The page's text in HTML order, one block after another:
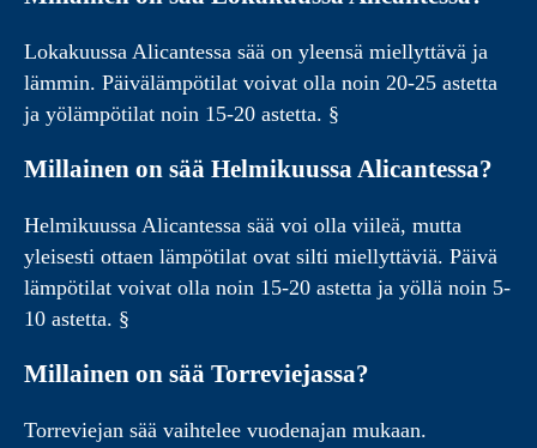
Lokakuussa Alicantessa sää on yleensä miellyttävä ja
lämmin. Päivälämpötilat voivat olla noin 20-25 astetta
ja yölämpötilat noin 15-20 astetta. §
Millainen on sää Helmikuussa Alicantessa?
Helmikuussa Alicantessa sää voi olla viileä, mutta
yleisesti ottaen lämpötilat ovat silti miellyttäviä. Päivä
lämpötilat voivat olla noin 15-20 astetta ja yöllä noin 5-
10 astetta. §
Millainen on sää Torreviejassa?
Torreviejan sää vaihtelee vuodenajan mukaan.